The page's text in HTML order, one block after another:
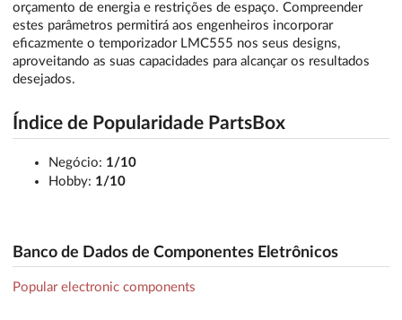
orçamento de energia e restrições de espaço. Compreender
estes parâmetros permitirá aos engenheiros incorporar
eficazmente o temporizador LMC555 nos seus designs,
aproveitando as suas capacidades para alcançar os resultados
desejados.
Índice de Popularidade PartsBox
Negócio: 1/10
Hobby: 1/10
Banco de Dados de Componentes Eletrônicos
Popular electronic components